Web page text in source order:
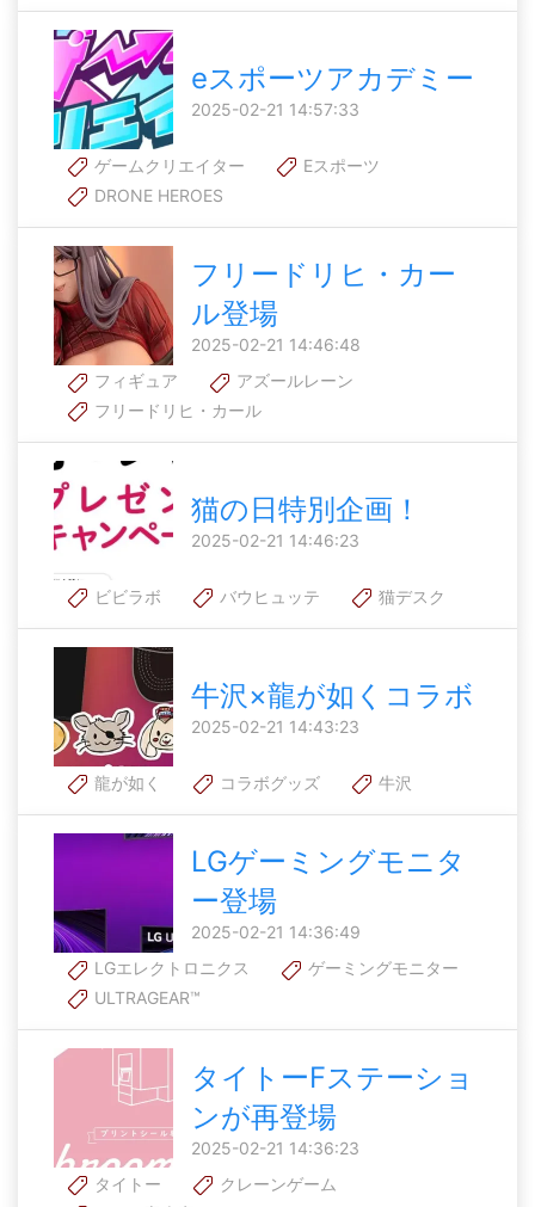
eスポーツアカデミー
2025-02-21 14:57:33
ゲームクリエイター
Eスポーツ
DRONE HEROES
フリードリヒ・カー
ル登場
2025-02-21 14:46:48
フィギュア
アズールレーン
フリードリヒ・カール
猫の日特別企画！
2025-02-21 14:46:23
ビビラボ バウヒュッテ 猫デスク
牛沢×龍が如くコラボ
2025-02-21 14:43:23
龍が如く コラボグッズ 牛沢
LGゲーミングモニタ
ー登場
2025-02-21 14:36:49
LGエレクトロニクス
ゲーミングモニター
ULTRAGEAR™
タイトーFステーショ
ンが再登場
2025-02-21 14:36:23
タイトー
クレーンゲーム